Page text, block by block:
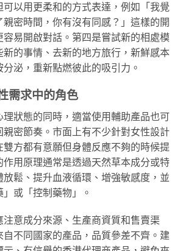
以用更柔和的方式表達，例如「我覺
密時間，你有沒有同感？」這樣的開
易開啟對話。第四是嘗試新的相處模
新的事情、去新的地方旅行，新鮮感本
泌，重新點燃彼此的吸引力。
需求中的角色
狀態的同時，適當使用輔助產品也可
親密節奏。市面上有不少針對女性設計
方都有意願但身體反應不夠的時候提
用原理通常是透過天然草本成分或特
鬆、提升血液循環、增強敏感度，並
或「控制藥物」。
意成分來源、生產商資質和售賣渠
不同國家的產品，品質參差不齊。建